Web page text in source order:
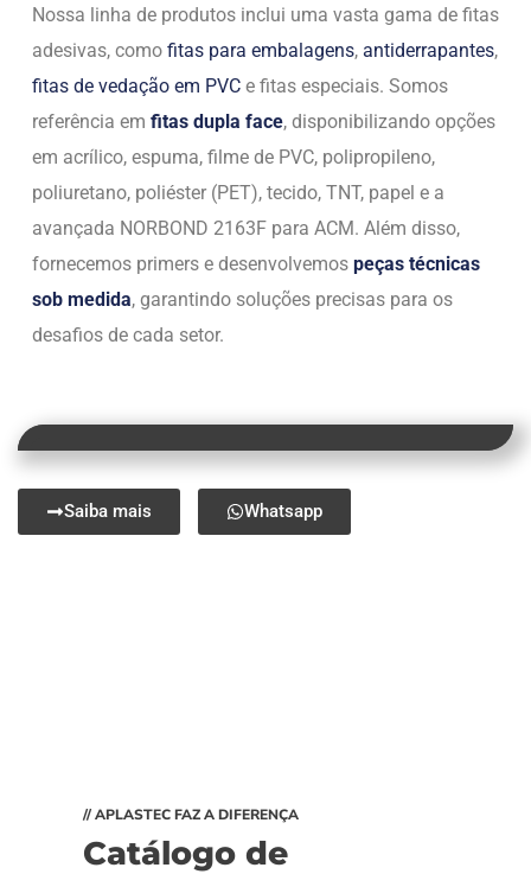
Nossa linha de produtos inclui uma vasta gama de fitas
adesivas, como fitas para embalagens, antiderrapantes,
fitas de vedação em PVC e fitas especiais. Somos
referência em fitas dupla face, disponibilizando opções
em acrílico, espuma, filme de PVC, polipropileno,
poliuretano, poliéster (PET), tecido, TNT, papel e a
avançada NORBOND 2163F para ACM. Além disso,
fornecemos primers e desenvolvemos peças técnicas
sob medida, garantindo soluções precisas para os
desafios de cada setor.
Saiba mais Whatsapp
// APLASTEC FAZ A DIFERENÇA
Catálogo de